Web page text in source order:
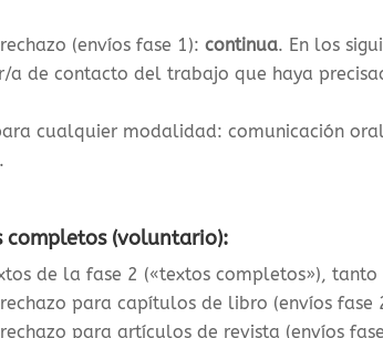
(envíos fase 1): continua. En los
de contacto del trabajo que haya
cualquier modalidad: comunicación
completos (voluntario):
de la fase 2 («textos completos»),
para capítulos de libro (envíos fase
para artículos de revista (envíos